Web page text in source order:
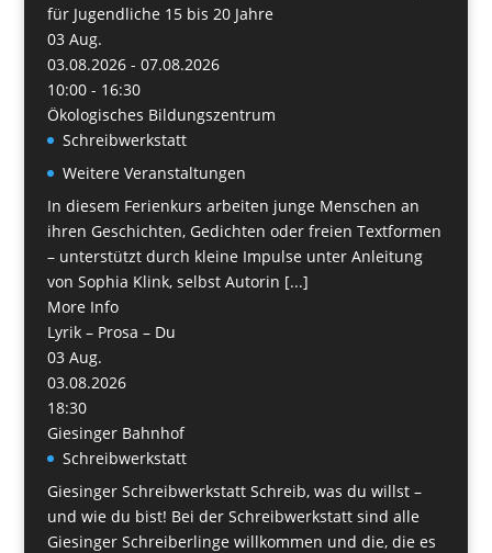
für Jugendliche 15 bis 20 Jahre
03 Aug.
03.08.2026 - 07.08.2026
10:00 - 16:30
Ökologisches Bildungszentrum
Schreibwerkstatt
Weitere Veranstaltungen
In diesem Ferienkurs arbeiten junge Menschen an
ihren Geschichten, Gedichten oder freien Textformen
– unterstützt durch kleine Impulse unter Anleitung
von Sophia Klink, selbst Autorin [...]
More Info
Lyrik – Prosa – Du
03 Aug.
03.08.2026
18:30
Giesinger Bahnhof
Schreibwerkstatt
Giesinger Schreibwerkstatt Schreib, was du willst –
und wie du bist! Bei der Schreibwerkstatt sind alle
Giesinger Schreiberlinge willkommen und die, die es